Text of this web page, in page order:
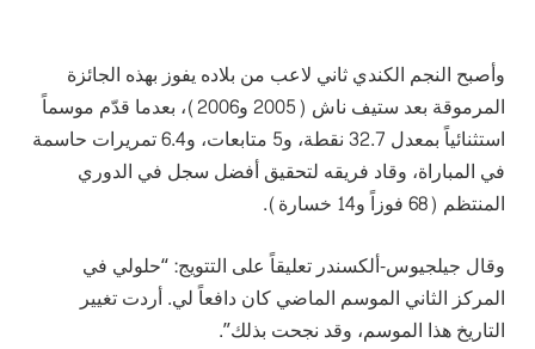
وأصبح النجم الكندي ثاني لاعب من بلاده يفوز بهذه الجائزة
المرموقة بعد ستيف ناش (2005 و2006)، بعدما قدّم موسماً
استثنائياً بمعدل 32.7 نقطة، و5 متابعات، و6.4 تمريرات حاسمة
في المباراة، وقاد فريقه لتحقيق أفضل سجل في الدوري
المنتظم (68 فوزاً و14 خسارة).
وقال جيلجيوس-ألكسندر تعليقاً على التتويج: “حلولي في
المركز الثاني الموسم الماضي كان دافعاً لي. أردت تغيير
التاريخ هذا الموسم، وقد نجحت بذلك”.